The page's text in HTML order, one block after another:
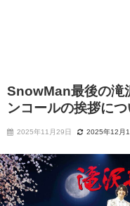
SnowMan最後の滝
ンコールの挨拶につ
2025年11月29日 2025年12月1